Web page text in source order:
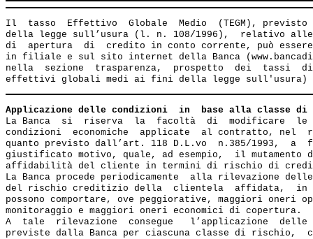
Il  tasso  Effettivo  Globale  Medio  (TEGM),
della legge sull’usura (l. n. 108/1996),  relativo
di  apertura  di  credito in conto corrente, può
in filiale e sul sito internet della Banca
nella  sezione  trasparenza,  prospetto  dei  tassi
Applicazione delle condizioni  in  base alla classe di
La Banca  si  riserva  la  facoltà  di  modificare  le
condizioni  economiche  applicate  al contratto, nel
quanto previsto dall’art. 118 D.L.vo  n.385/1993,  a
giustificato motivo, quale, ad esempio,  il mutamento
affidabilità del cliente in termini di rischio di
La Banca procede periodicamente  alla rilevazione
del rischio creditizio della  clientela  affidata,  in
possono comportare, ove peggiorative, maggiori oneri
monitoraggio e maggiori oneri economici di copertura.
A  tale  rilevazione  consegue   l’applicazione  delle
previste dalla Banca per ciascuna classe di rischio,